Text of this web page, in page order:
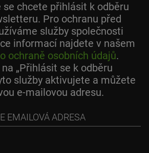
se chcete přihlásit k odběru
Pro ochranu před
služby společnosti
informací najdete v našem
ochraně osobních údajů.
„Přihlásit se k odběru
služby aktivujete a můžete
e-mailovou adresu.